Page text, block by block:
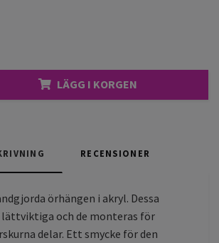
LÄGG I KORGEN
RECENSIONER
örhängen i akryl. Dessa
lättviktiga och de monteras för
delar. Ett smycke för den